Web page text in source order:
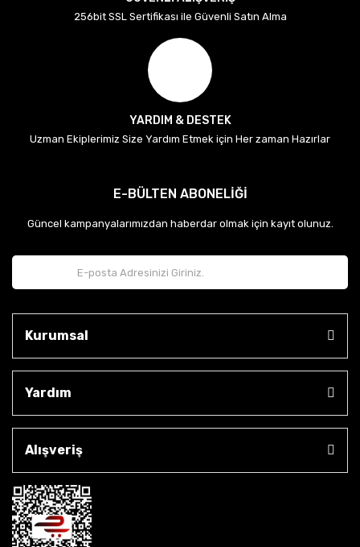
256bit SSL Sertifikası ile Güvenli Satın Alma
YARDIM & DESTEK
Uzman Ekiplerimiz Size Yardım Etmek için Her zaman Hazırlar
E-BÜLTEN ABONELİĞİ
Güncel kampanyalarımızdan haberdar olmak için kayıt olunuz.
Kurumsal
Yardım
Alışveriş